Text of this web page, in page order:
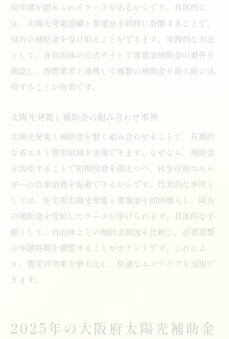
用申請が認められるケースがあるからです。具体的に
は、太陽光発電設備と蓄電池を同時に設置することで、
双方の補助金を受け取ることができます。実践的な方法
として、各自治体の公式サイトで蓄電池補助金の要件を
確認し、設置業者と連携して複数の補助金を最大限に活
用することが有効です。
太陽光発電と補助金の組み合わせ事例
太陽光発電と補助金を賢く組み合わせることで、長期的
な省エネと費用削減を実現できます。なぜなら、補助金
を活用することで初期投資を抑えつつ、再生可能エネル
ギーの自家消費を促進できるからです。代表的な事例と
しては、住宅用太陽光発電と蓄電池を同時導入し、両方
の補助金を受給したケースが挙げられます。具体的な手
順として、自治体ごとの補助金制度を比較し、必要書類
や申請時期を調整することがポイントです。これによ
り、費用対効果を最大化し、快適なエコライフを実現で
きます。
2025年の大阪府太陽光補助金